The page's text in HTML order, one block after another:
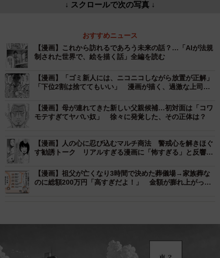
↓ スクロールで次の写真 ↓
おすすめニュース
【漫画】これから訪れるであろう未来の話？…「AIが法規
制された世界で、絵を描く話」全編を読む
【漫画】「ゴミ新人には、ニコニコしながら放置が正解」
「下位2割は捨ててもいい」 漫画が描く、過激な上司
【漫画】母が連れてきた新しい父親候補…初対面は「コワ
モテすぎてヤバい奴」 徐々に発覚した、その正体は？
【漫画】人の心に忍び込むマルチ商法 警戒心を解きほぐ
す勧誘トーク リアルすぎる漫画に「怖すぎる」と反響
【漫画】祖父が亡くなり3時間で決めた葬儀場→家族葬な
のに総額200万円「高すぎだよ！」 金額が膨れ上がった